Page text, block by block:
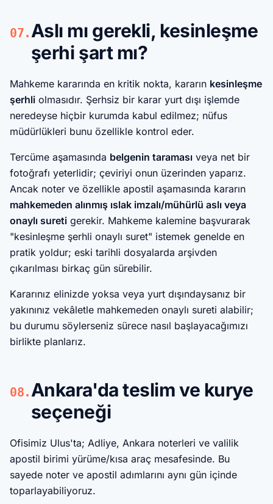
07. Aslı mı gerekli, kesinleşme
şerhi şart mı?
Mahkeme kararında en kritik nokta, kararın kesinleşme
şerhli olmasıdır. Şerhsiz bir karar yurt dışı işlemde
neredeyse hiçbir kurumda kabul edilmez; nüfus
müdürlükleri bunu özellikle kontrol eder.
Tercüme aşamasında belgenin taraması veya net bir
fotoğrafı yeterlidir; çeviriyi onun üzerinden yaparız.
Ancak noter ve özellikle apostil aşamasında kararın
mahkemeden alınmış ıslak imzalı/mühürlü aslı veya
onaylı sureti gerekir. Mahkeme kalemine başvurarak
"kesinleşme şerhli onaylı suret" istemek genelde en
pratik yoldur; eski tarihli dosyalarda arşivden
çıkarılması birkaç gün sürebilir.
Kararınız elinizde yoksa veya yurt dışındaysanız bir
yakınınız vekâletle mahkemeden onaylı sureti alabilir;
bu durumu söylerseniz sürece nasıl başlayacağımızı
birlikte planlarız.
08. Ankara'da teslim ve kurye
seçeneği
Ofisimiz Ulus'ta; Adliye, Ankara noterleri ve valilik
apostil birimi yürüme/kısa araç mesafesinde. Bu
sayede noter ve apostil adımlarını aynı gün içinde
toparlayabiliyoruz.